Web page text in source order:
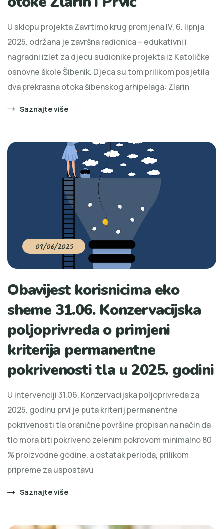
U sklopu projekta Zavrtimo krug promjena IV, 6. lipnja
2025. održana je završna radionica – edukativni i
nagradni izlet za djecu sudionike projekta iz Katoličke
osnovne škole Šibenik. Djeca su tom prilikom posjetila
dva prekrasna otoka šibenskog arhipelaga: Zlarin
Saznajte više
09/06/2025
Obavijest korisnicima eko
sheme 31.06. Konzervacijska
poljoprivreda o primjeni
kriterija permanentne
pokrivenosti tla u 2025. godini
U intervenciji 31.06. Konzervacijska poljoprivreda za
2025. godinu prvi je puta kriterij permanentne
pokrivenosti tla oranične površine propisan na način da
tlo mora biti pokriveno zelenim pokrovom minimalno 80
% proizvodne godine, a ostatak perioda, prilikom
pripreme za uspostavu
Saznajte više